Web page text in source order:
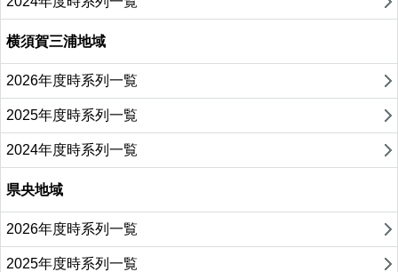
横須賀三浦地域
2026年度時系列一覧
2025年度時系列一覧
2024年度時系列一覧
県央地域
2026年度時系列一覧
2025年度時系列一覧